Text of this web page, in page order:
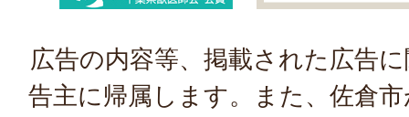
広告の内容等、掲載された広告
告主に帰属します。また、佐倉